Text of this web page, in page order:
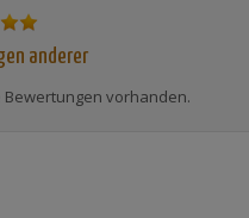
anderer
Bewertungen vorhanden.